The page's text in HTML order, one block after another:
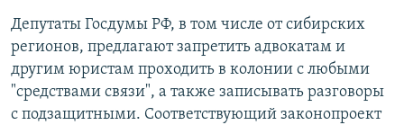
Все сайты РСЕ/РС
Депутаты Госдумы РФ, в том числе от сибирских
регионов, предлагают запретить адвокатам и
другим юристам проходить в колонии с любыми
"средствами связи", а также записывать разговоры
с подзащитными. Соответствующий законопроект